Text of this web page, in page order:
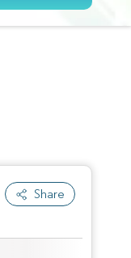
Share